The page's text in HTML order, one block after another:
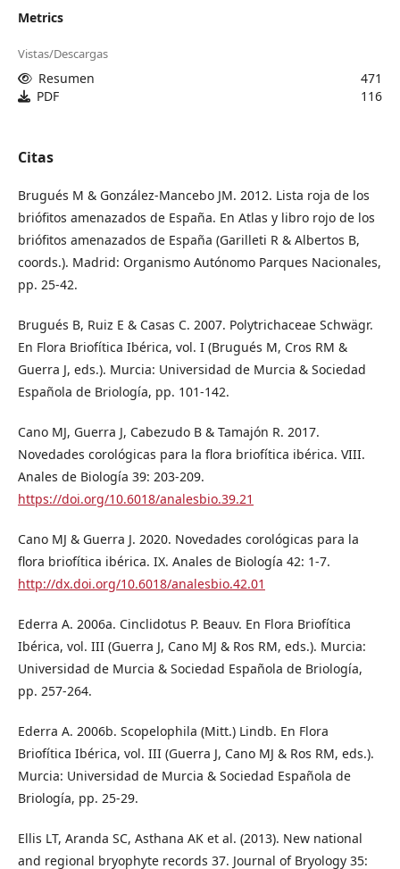
Metrics
Vistas/Descargas
Resumen
471
PDF
116
Citas
Brugués M & González-Mancebo JM. 2012. Lista roja de los
briófitos amenazados de España. En Atlas y libro rojo de los
briófitos amenazados de España (Garilleti R & Albertos B,
coords.). Madrid: Orga­nismo Autónomo Parques Nacionales,
pp. 25-42.
Brugués B, Ruiz E & Casas C. 2007. Polytrichaceae Schwägr.
En Flora Briofítica Ibérica, vol. I (Brugués M, Cros RM &
Guerra J, eds.). Murcia: Universidad de Murcia & Sociedad
Española de Briología, pp. 101-142.
Cano MJ, Guerra J, Cabezudo B & Tamajón R. 2017.
Novedades corológicas para la flora briofítica ibérica. VIII.
Anales de Biología 39: 203-209.
https://doi.org/10.6018/analesbio.39.21
Cano MJ & Guerra J. 2020. Novedades corológicas para la
flora briofítica ibérica. IX. Anales de Biología 42: 1-7.
http://dx.doi.org/10.6018/analesbio.42.01
Ederra A. 2006a. Cinclidotus P. Beauv. En Flora Briofí­tica
Ibérica, vol. III (Guerra J, Cano MJ & Ros RM, eds.). Murcia:
Universidad de Murcia & Sociedad Española de Briología,
pp. 257-264.
Ederra A. 2006b. Scopelophila (Mitt.) Lindb. En Flora
Briofítica Ibérica, vol. III (Guerra J, Cano MJ & Ros RM, eds.).
Murcia: Universidad de Murcia & Sociedad Española de
Briología, pp. 25-29.
Ellis LT, Aranda SC, Asthana AK et al. (2013). New national
and regional bryophyte records 37. Journal of Bryology 35: